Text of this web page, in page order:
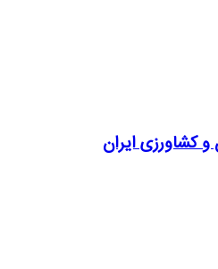
و کشاورزی ایران